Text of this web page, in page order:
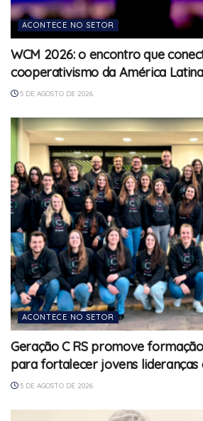
ACONTECE NO SETOR
WCM 2026: o encontro que
cooperativismo da América Latina
5 DE AGOSTO DE 2026
ACONTECE NO SETOR
Geração C RS promove
para fortalecer jovens lideranças
5 DE AGOSTO DE 2026